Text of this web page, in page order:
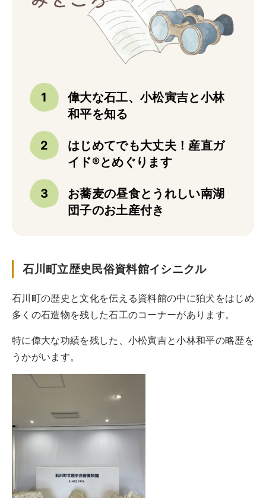
法人・自治体様向け
トップ
お問合せ
偉大な石工、小松寅吉と小林
和平を知る
はじめてでも大丈夫！産直ガ
イド®とめぐります
お蕎麦の昼食とうれしい南湖
団子のお土産付き
石川町立歴史民俗資料館イシニクル
石川町の歴史と文化を伝える資料館の中に狛犬をはじめ
多くの石造物を残した石工のコーナーがあります。
特に偉大な功績を残した、小松寅吉と小林和平の略歴を
うかがいます。